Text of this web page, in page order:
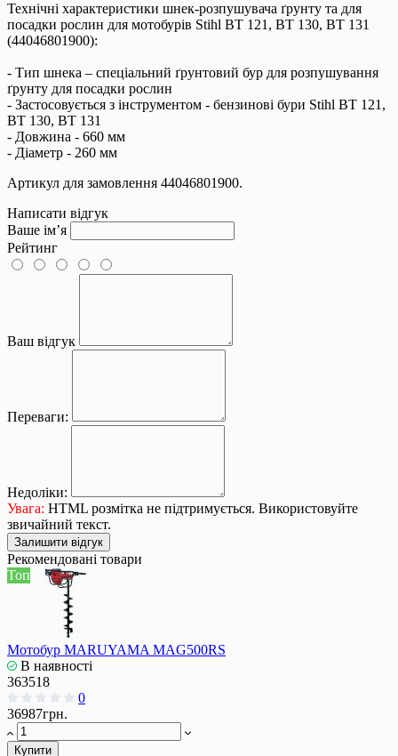
Технічні характеристики шнек-розпушувача ґрунту та для
посадки рослин для мотобурів Stihl BT 121, BT 130, BT 131
(44046801900):
- Тип шнека – спеціальний ґрунтовий бур для розпушування
ґрунту для посадки рослин
- Застосовується з інструментом - бензинові бури Stihl BT 121,
BT 130, BT 131
- Довжина - 660 мм
- Діаметр - 260 мм
Артикул для замовлення 44046801900.
Написати відгук
Ваше ім’я
Рейтинг
Ваш відгук
Переваги:
Недоліки:
Увага: HTML розмітка не підтримується. Використовуйте
звичайний текст.
Залишити відгук
Рекомендовані товари
Топ
Мотобур MARUYAMA MAG500RS
В наявності
363518
0
36987грн.
Купити